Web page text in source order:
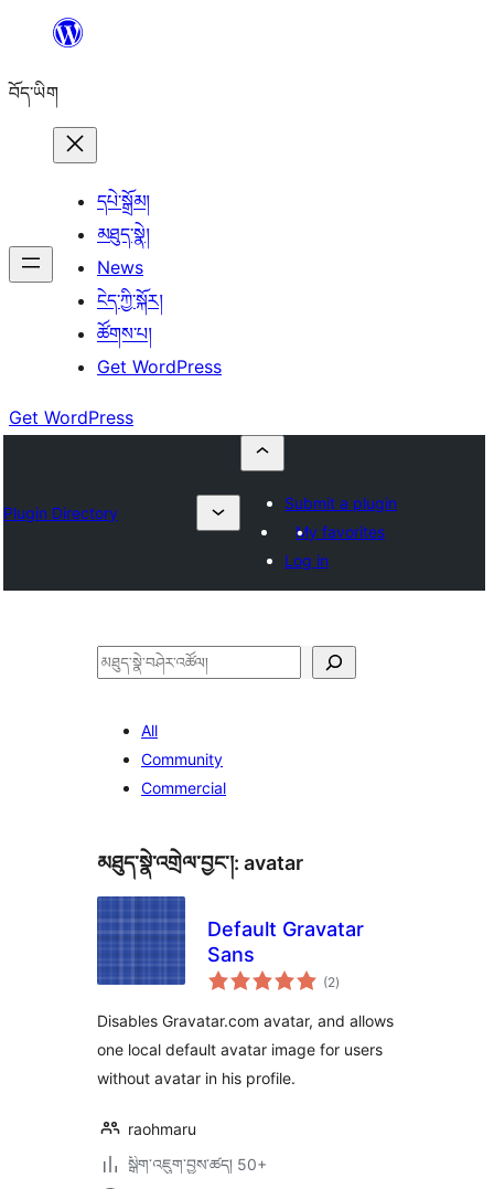
content
བོད་ཡིག
དཔེ་སྒྲོམ།
མཐུད་སྣེ།
News
ངེད་ཀྱི་སྐོར།
ཚོགས་པ།
Get WordPress
Get WordPress
Plugin Directory
Submit a plugin
My favorites
Log in
བཤེར་
All
Community
Commercial
མཐུད་སྣེ་འགྲེལ་བྱང་།: avatar
Default Gravatar
Sans
(2གདེང་
འཇོག་
ཚང་།
)
Disables Gravatar.com avatar, and allows
one local default avatar image for users
without avatar in his profile.
raohmaru
སྒྲིག་འཇུག་བྱས་ཚད། 50+